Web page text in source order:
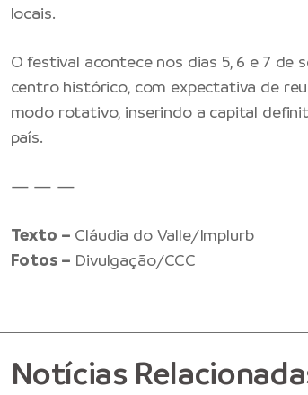
locais.
O festival acontece nos dias 5, 6 e 7 de
centro histórico, com expectativa de
modo rotativo, inserindo a capital
país.
— — —
Texto – Cláudia do Valle/Implurb
Fotos – Divulgação/CCC
Notícias